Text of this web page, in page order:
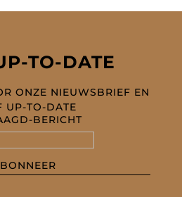
TO-DATE
ONZE NIEUWSBRIEF EN
UP-TO-DATE
BERICHT